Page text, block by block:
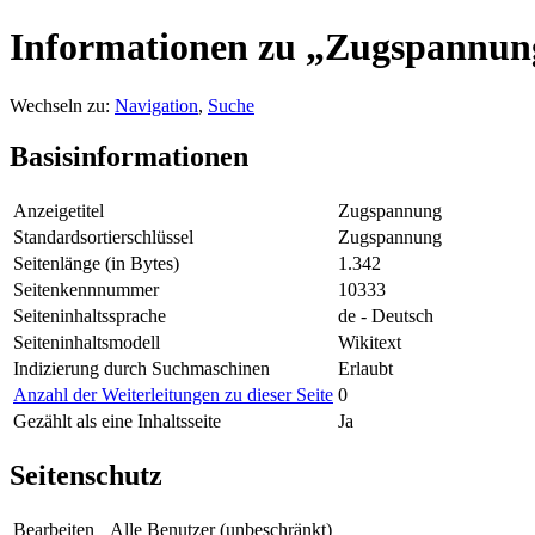
Informationen zu
Wechseln zu: Navigation, Suche
Basisinformationen
Anzeigetitel
Zugspannung
Standardsortierschlüssel
Zugspannung
Seitenlänge (in Bytes)
1.342
Seitenkennnummer
10333
Seiteninhaltssprache
de - Deutsch
Seiteninhaltsmodell
Wikitext
Indizierung durch Suchmaschinen
Erlaubt
Anzahl der Weiterleitungen zu dieser Seite 0
Gezählt als eine Inhaltsseite
Ja
Seitenschutz
Bearbeiten Alle Benutzer (unbeschränkt)